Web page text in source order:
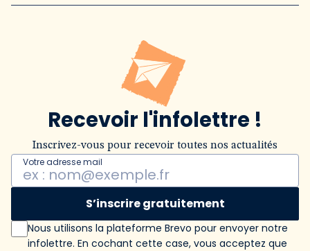
Recevoir l'infolettre !
Inscrivez-vous pour recevoir toutes nos actualités
Votre adresse mail
S’inscrire gratuitement
Nous utilisons la plateforme Brevo pour envoyer notre
infolettre. En cochant cette case, vous acceptez que